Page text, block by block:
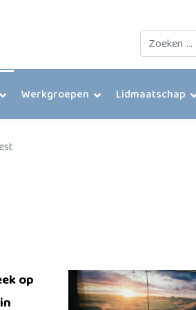
Zoeken
Werkgroepen Lidmaatschap
op